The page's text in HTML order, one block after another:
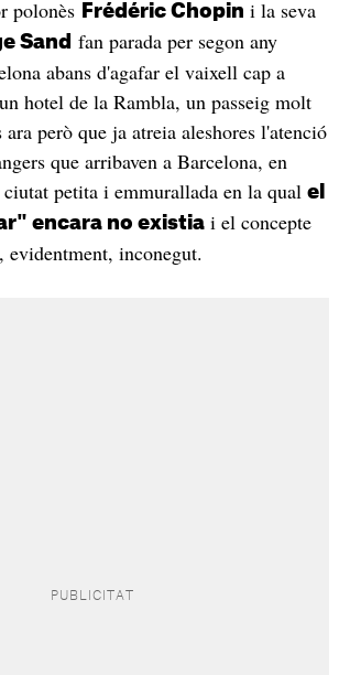
polonès Frédéric Chopin i la seva
Sand fan parada per segon any
abans d'agafar el vaixell cap a
hotel de la Rambla, un passeig molt
però que ja atreia aleshores l'atenció
que arribaven a Barcelona, en
petita i emmurallada en la qual el
encara no existiai el concepte
evidentment, inconegut.